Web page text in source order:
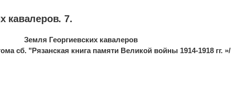
кавалеров. 7.
Земля Георгиевских кавалеров
сб. "Рязанская книга памяти Великой войны 1914-1918 гг. »/